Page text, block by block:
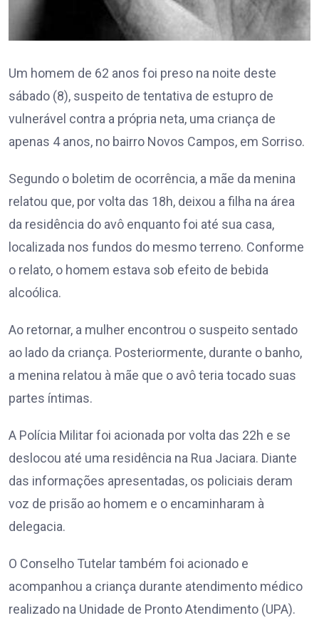
Um homem de 62 anos foi preso na noite deste
sábado (8), suspeito de tentativa de estupro de
vulnerável contra a própria neta, uma criança de
apenas 4 anos, no bairro Novos Campos, em Sorriso.
Segundo o boletim de ocorrência, a mãe da menina
relatou que, por volta das 18h, deixou a filha na área
da residência do avô enquanto foi até sua casa,
localizada nos fundos do mesmo terreno. Conforme
o relato, o homem estava sob efeito de bebida
alcoólica.
Ao retornar, a mulher encontrou o suspeito sentado
ao lado da criança. Posteriormente, durante o banho,
a menina relatou à mãe que o avô teria tocado suas
partes íntimas.
A Polícia Militar foi acionada por volta das 22h e se
deslocou até uma residência na Rua Jaciara. Diante
das informações apresentadas, os policiais deram
voz de prisão ao homem e o encaminharam à
delegacia.
O Conselho Tutelar também foi acionado e
acompanhou a criança durante atendimento médico
realizado na Unidade de Pronto Atendimento (UPA).